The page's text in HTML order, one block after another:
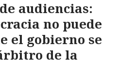
audiencias:
no puede
el gobierno se
de la